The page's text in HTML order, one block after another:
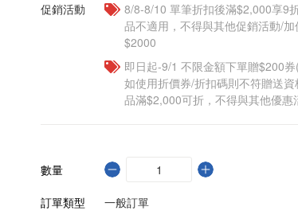
促銷活動
8/8-8/10 單筆折扣後滿$2,000享9
品不適用，不得與其他促銷活動/
$2000
即日起-9/1 不限金額下單贈$200
如使用折價券/折扣碼則不符贈送
品滿$2,000可折，不得與其他優惠
數量
訂單類型
一般訂單